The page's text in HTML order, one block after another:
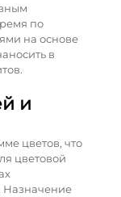
по
на основе
в
и
цветов, что
цветовой
Назначение